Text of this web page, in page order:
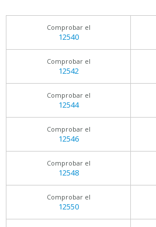
Comprobar el
12540
Comprobar el
12542
Comprobar el
12544
Comprobar el
12546
Comprobar el
12548
Comprobar el
12550